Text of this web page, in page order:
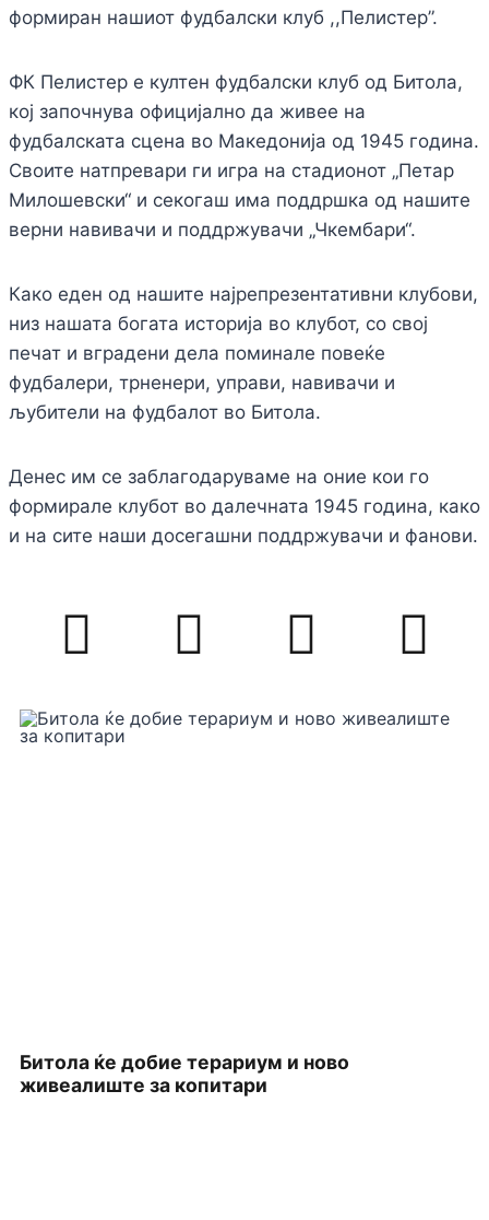
формиран нашиот фудбалски клуб ,,Пелистер”.
ФК Пелистер е култен фудбалски клуб од Битола,
кој започнува официјално да живее на
фудбалската сцена во Македонија од 1945 година.
Своите натпревари ги игра на стадионот „Петар
Милошевски“ и секогаш има поддршка од нашите
верни навивачи и поддржувачи „Чкембари“.
Како еден од нашите најрепрезентативни клубови,
низ нашата богата историја во клубот, со свој
печат и вградени дела поминале повеќе
фудбалери, трненери, управи, навивачи и
љубители на фудбалот во Битола.
Денес им се заблагодаруваме на оние кои го
формирале клубот во далечната 1945 година, како
и на сите наши досегашни поддржувачи и фанови.
Битола ќе добие терариум и ново
живеалиште за копитари